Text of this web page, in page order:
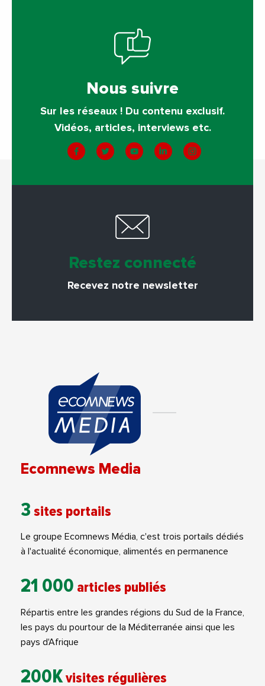
Nous suivre
Sur les réseaux ! Du contenu exclusif.
Vidéos, articles, interviews etc.
Restez connecté
Recevez notre newsletter
Ecomnews Media
3 sites portails
Le groupe Ecomnews Média, c'est trois portails dédiés
à l'actualité économique, alimentés en permanence
21 000 articles publiés
Répartis entre les grandes régions du Sud de la France,
les pays du pourtour de la Méditerranée ainsi que les
pays d'Afrique
200Kvisites régulières